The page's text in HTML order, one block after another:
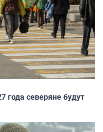
года северяне будут